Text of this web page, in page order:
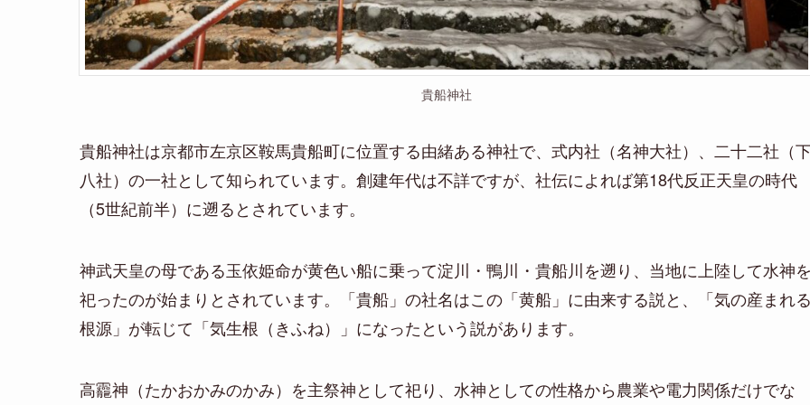
貴船神社
貴船神社は京都市左京区鞍馬貴船町に位置する由緒ある神社で、式内社（名神大社）、二十二社（
八社）の一社として知られています。創建年代は不詳ですが、社伝によれば第18代反正天皇の時代
（5世紀前半）に遡るとされています。
神武天皇の母である玉依姫命が黄色い船に乗って淀川・鴨川・貴船川を遡り、当地に上陸して水神を
祀ったのが始まりとされています。「貴船」の社名はこの「黄船」に由来する説と、「気の産まれる
根源」が転じて「気生根（きふね）」になったという説があります。
高龗神（たかおかみのかみ）を主祭神として祀り、水神としての性格から農業や電力関係だけでな